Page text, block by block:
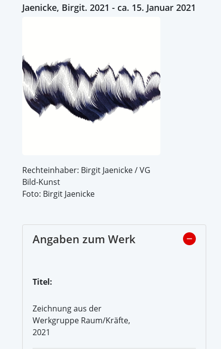
Jaenicke, Birgit. 2021 - ca. 15. Januar 2021
Rechteinhaber: Birgit Jaenicke / VG
Bild-Kunst
Foto: Birgit Jaenicke
Angaben zum Werk
Titel:
Zeichnung aus der
Werkgruppe Raum/Kräfte,
2021